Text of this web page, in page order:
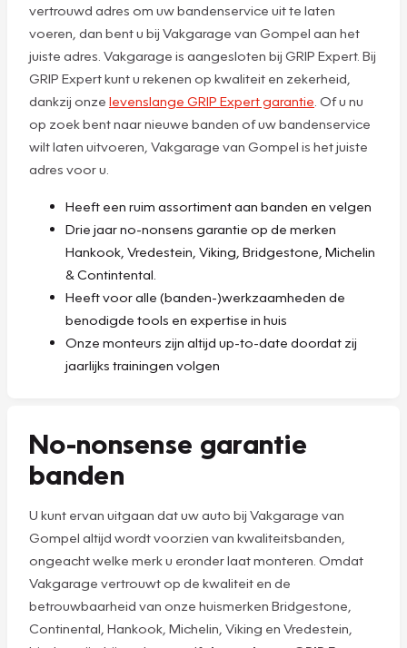
vertrouwd adres om uw bandenservice uit te laten
voeren, dan bent u bij Vakgarage van Gompel aan het
juiste adres. Vakgarage is aangesloten bij GRIP Expert. Bij
GRIP Expert kunt u rekenen op kwaliteit en zekerheid,
dankzij onze levenslange GRIP Expert garantie . Of u nu
op zoek bent naar nieuwe banden of uw bandenservice
wilt laten uitvoeren, Vakgarage van Gompel is het juiste
adres voor u.
Heeft een ruim assortiment aan banden en velgen
Drie jaar no-nonsens garantie op de merken
Hankook, Vredestein, Viking, Bridgestone, Michelin
& Contintental.
Heeft voor alle (banden-)werkzaamheden de
benodigde tools en expertise in huis
Onze monteurs zijn altijd up-to-date doordat zij
jaarlijks trainingen volgen
No-nonsense garantie
banden
U kunt ervan uitgaan dat uw auto bij Vakgarage van
Gompel altijd wordt voorzien van kwaliteitsbanden,
ongeacht welke merk u eronder laat monteren. Omdat
Vakgarage vertrouwt op de kwaliteit en de
betrouwbaarheid van onze huismerken Bridgestone,
Continental, Hankook, Michelin, Viking en Vredestein,